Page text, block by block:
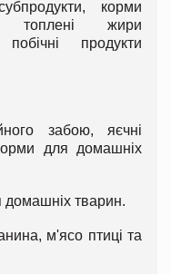
корми
топлені жири
продукти
забою, яєчні
для домашніх
домашніх тварин.
м'ясо птиці та